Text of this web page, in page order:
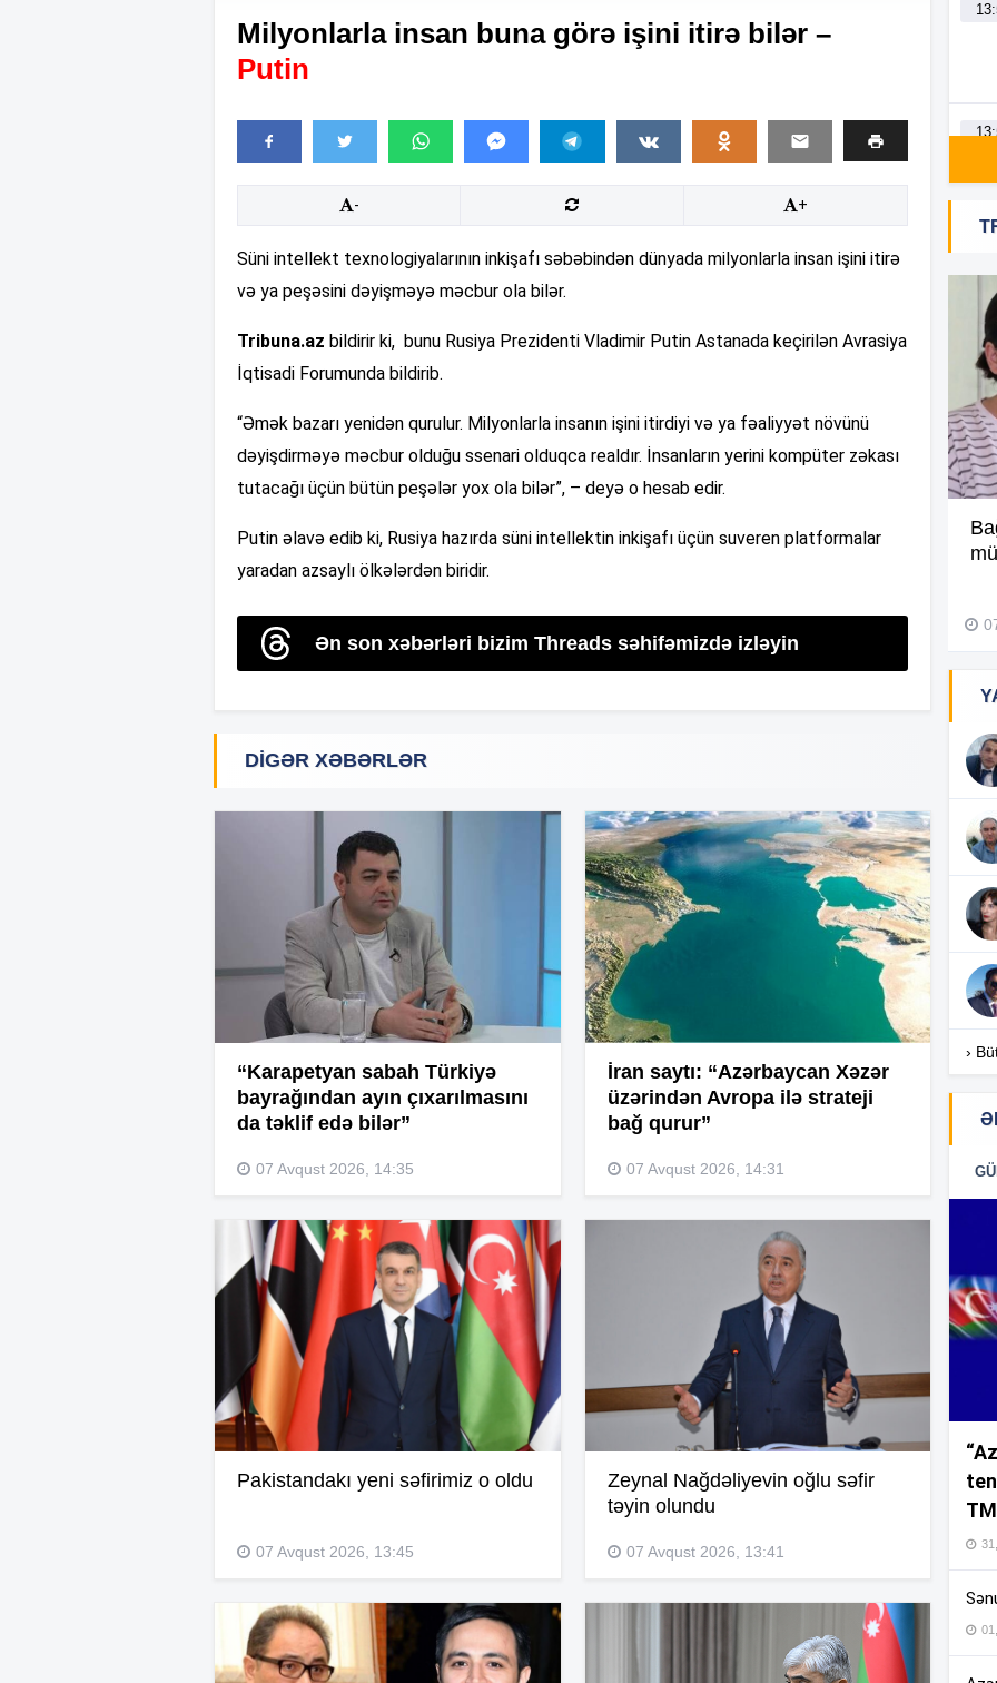
Milyonlarla insan buna görə işini itirə bilər –
Putin
- +
Süni intellekt texnologiyalarının inkişafı səbəbindən dünyada milyonlarla insan işini itirə
və ya peşəsini dəyişməyə məcbur ola bilər.
Tribuna.az bildirir ki, bunu Rusiya Prezidenti Vladimir Putin Astanada keçirilən Avrasiya
İqtisadi Forumunda bildirib.
“Əmək bazarı yenidən qurulur. Milyonlarla insanın işini itirdiyi və ya fəaliyyət növünü
dəyişdirməyə məcbur olduğu ssenari olduqca realdır. İnsanların yerini kompüter zəkası
tutacağı üçün bütün peşələr yox ola bilər”, – deyə o hesab edir.
Putin əlavə edib ki, Rusiya hazırda süni intellektin inkişafı üçün suveren platformalar
yaradan azsaylı ölkələrdən biridir.
Ən son xəbərləri bizim Threads səhifəmizdə izləyin
DIGƏR XƏBƏRLƏR
“Karapetyan sabah Türkiyə
bayrağından ayın çıxarılmasını
da təklif edə bilər”
07 Avqust 2026, 14:35
İran saytı: “Azərbaycan Xəzər
üzərindən Avropa ilə strateji
bağ qurur”
07 Avqust 2026, 14:31
Pakistandakı yeni səfirimiz o oldu
07 Avqust 2026, 13:45
Zeynal Nağdəliyevin oğlu səfir
təyin olundu
07 Avqust 2026, 13:41
“Üç ildə ümumilikdə 16 dəfə
səfər etmişəm” –
Video
›